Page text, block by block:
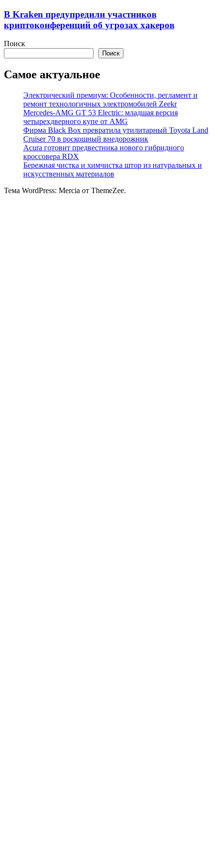
В Kraken предупредили участников
криптоконференций об угрозах хакеров
Поиск
Поиск
Самое актуальное
Электрический премиум: Особенности, регламент и
ремонт технологичных электромобилей Zeekr
Mercedes-AMG GT 53 Electric: младшая версия
четырехдверного купе от AMG
Фирма Black Box превратила утилитарный Toyota Land
Cruiser 70 в роскошный внедорожник
Acura готовит предвестника нового гибридного
кроссовера RDX
Бережная чистка и химчистка штор из натуральных и
искусственных материалов
Тема WordPress: Mercia от ThemeZee.